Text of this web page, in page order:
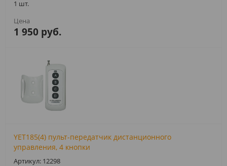
1 шт.
1 950 руб.
YET185(4) пульт-передатчик дистанционного
управления, 4 кнопки
Артикул: 12298